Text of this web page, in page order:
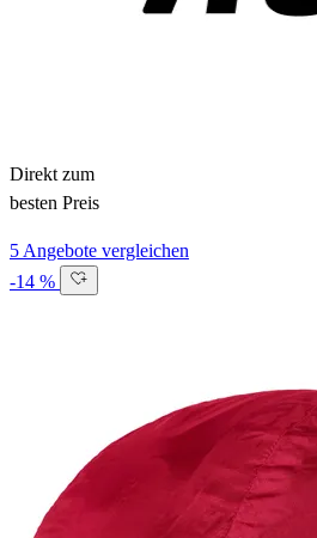
Direkt zum
besten Preis
5 Angebote vergleichen
-14 %